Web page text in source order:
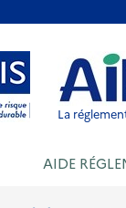
Aller au
La
AIDE